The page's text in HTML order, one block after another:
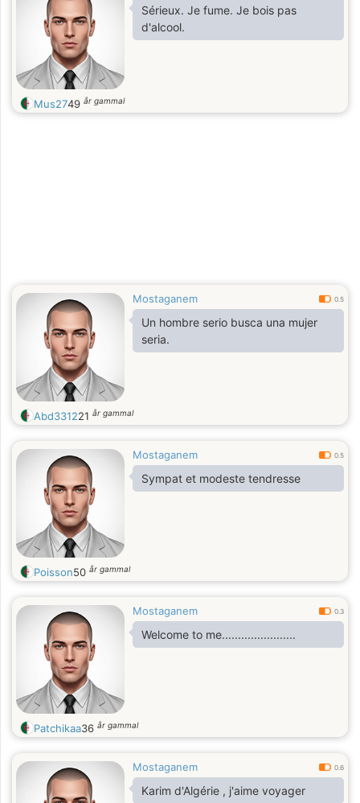
Sérieux. Je fume. Je bois pas
d'alcool.
Mus2749 år gammal
Mostaganem 0.5
Un hombre serio busca una mujer
seria.
Abd331221 år gammal
Mostaganem 0.5
Sympat et modeste tendresse
Poisson50 år gammal
Mostaganem 0.3
Welcome to me.......................
Patchikaa36 år gammal
Mostaganem 0.6
Karim d'Algérie , j'aime voyager